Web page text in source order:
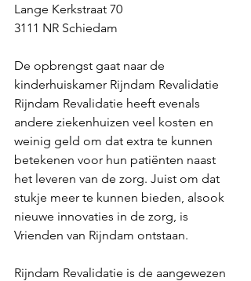
Lange Kerkstraat 70
3111 NR Schiedam
De opbrengst gaat naar de
kinderhuiskamer Rijndam Revalidatie
Rijndam Revalidatie heeft evenals
andere ziekenhuizen veel kosten en
weinig geld om dat extra te kunnen
betekenen voor hun patiënten naast
het leveren van de zorg. Juist om dat
stukje meer te kunnen bieden, alsook
nieuwe innovaties in de zorg, is
Vrienden van Rijndam ontstaan.
Rijndam Revalidatie is de aangewezen